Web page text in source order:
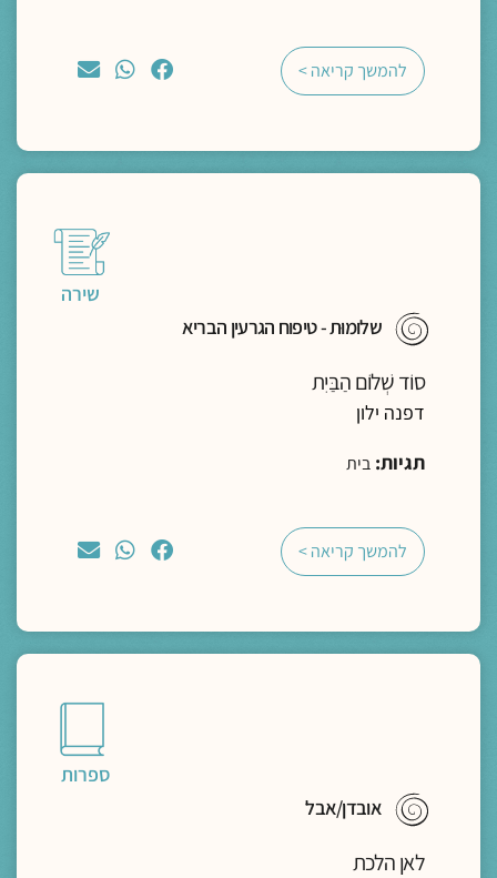
להמשך קריאה >
שירה
שלומוּת - טיפוח הגרעין הבריא
סוֹד שְׁלוֹם הַבַּיִת
דפנה ילון
תגיות: בית
להמשך קריאה >
ספרות
אובדן/אבל
לאן הלכת